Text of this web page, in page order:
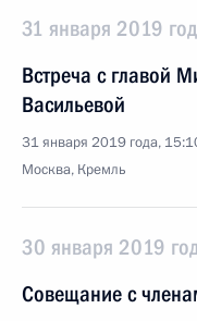
31 января 2019
Встреча с главой
Васильевой
31 января 2019 года,
Москва, Кремль
30 января 2019
Совещание с